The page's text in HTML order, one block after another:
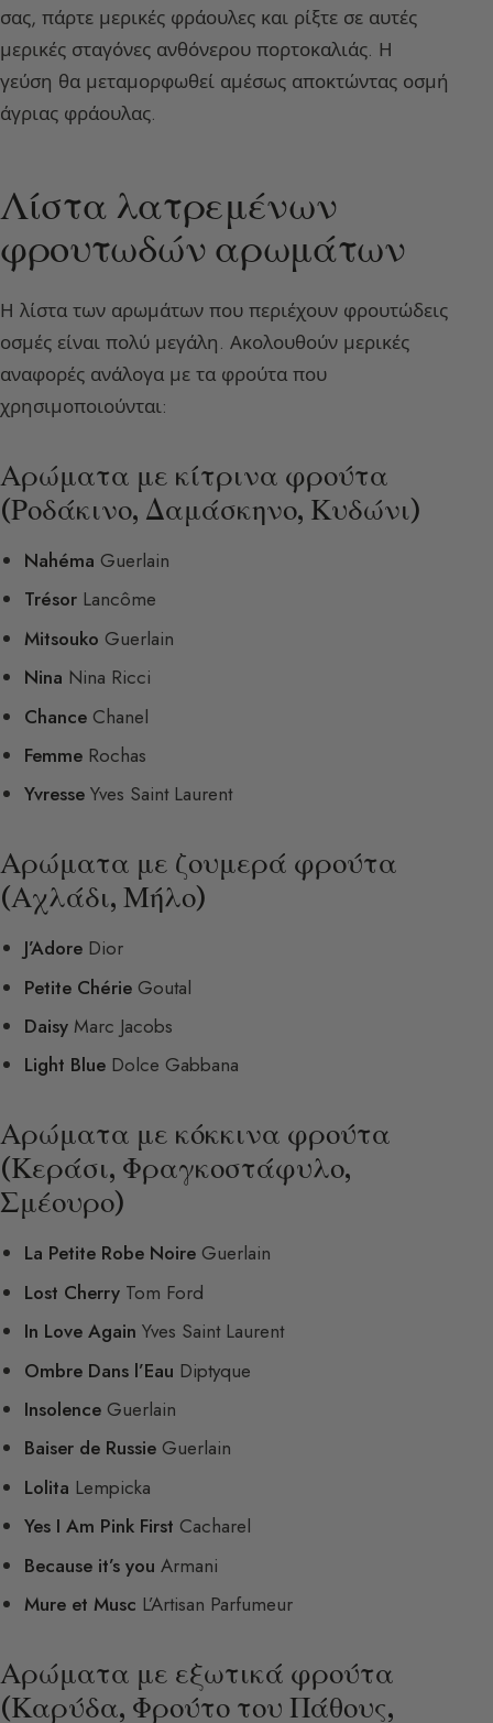
σας, πάρτε μερικές φράουλες και ρίξτε σε αυτές
μερικές σταγόνες ανθόνερου πορτοκαλιάς. Η
γεύση θα μεταμορφωθεί αμέσως αποκτώντας οσμή
άγριας φράουλας.
Λίστα λατρεμένων
φρουτωδών αρωμάτων
Η λίστα των αρωμάτων που περιέχουν φρουτώδεις
οσμές είναι πολύ μεγάλη. Ακολουθούν μερικές
αναφορές ανάλογα με τα φρούτα που
χρησιμοποιούνται:
Αρώματα με κίτρινα φρούτα
(Ροδάκινο, Δαμάσκηνο, Κυδώνι)
Nahéma Guerlain
Trésor Lancôme
Mitsouko Guerlain
Nina Nina Ricci
Chance Chanel
Femme Rochas
Yvresse Yves Saint Laurent
Αρώματα με ζουμερά φρούτα
(Αχλάδι, Μήλο)
J’Adore Dior
Petite Chérie Goutal
Daisy Marc Jacobs
Light Blue Dolce Gabbana
Αρώματα με κόκκινα φρούτα
(Κεράσι, Φραγκοστάφυλο,
Σμέουρο)
La Petite Robe Noire Guerlain
Lost Cherry Tom Ford
In Love Again Yves Saint Laurent
Ombre Dans l’Eau Diptyque
Insolence Guerlain
Baiser de Russie Guerlain
Lolita Lempicka
Yes I Am Pink First Cacharel
Because it’s you Armani
Mure et Musc L’Artisan Parfumeur
Αρώματα με εξωτικά φρούτα
(Καρύδα, Φρούτο του Πάθους,